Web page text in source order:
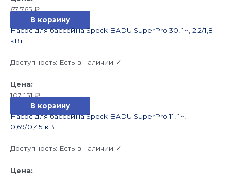
67 765₽
В корзину
Насос для бассейна Speck BADU SuperPro 30, 1~, 2,2/1,8
кВт
Доступность: Есть в наличии ✓
107 151₽
В корзину
Насос для бассейна Speck BADU SuperPro 11, 1~,
0,69/0,45 кВт
Доступность: Есть в наличии ✓